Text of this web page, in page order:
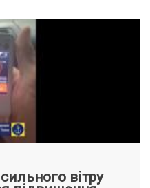
вітру